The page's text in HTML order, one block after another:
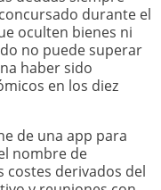
durante el
oculten bienes ni
no puede superar
haber sido
en los diez
de una app para
nombre de
costes derivados del